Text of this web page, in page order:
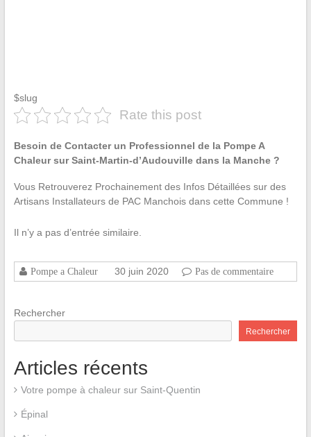
$slug
Rate this post
Besoin de Contacter un Professionnel de la Pompe A
Chaleur sur Saint-Martin-d’Audouville dans la Manche ?
Vous Retrouverez Prochainement des Infos Détaillées sur des
Artisans Installateurs de PAC Manchois dans cette Commune !
Il n’y a pas d’entrée similaire.
Pompe a Chaleur 30 juin 2020 Pas de commentaire
Rechercher
Rechercher
Articles récents
Votre pompe à chaleur sur Saint-Quentin
Épinal